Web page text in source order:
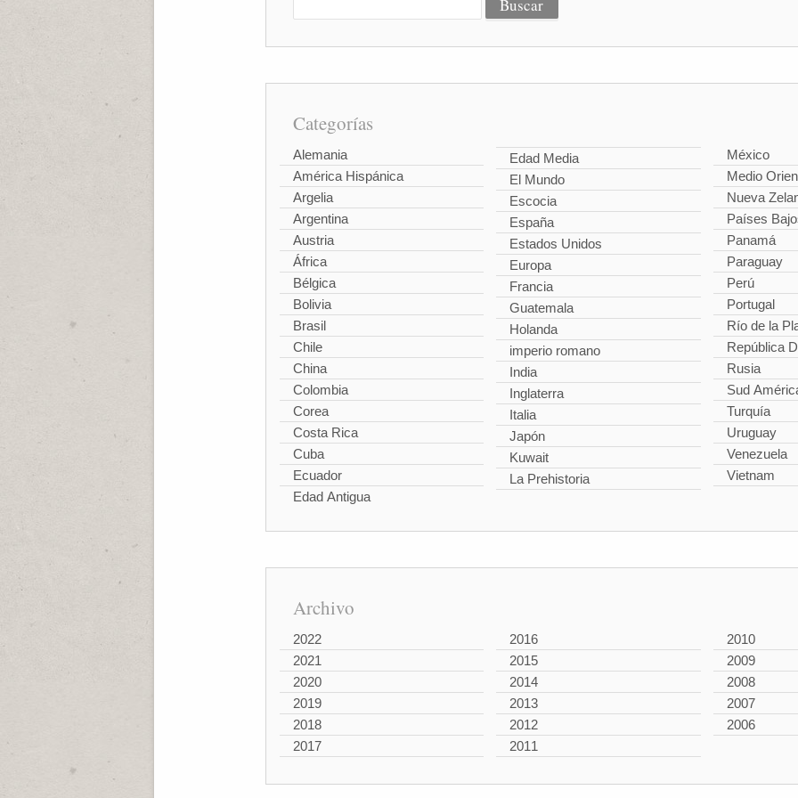
Categorías
Alemania
América Hispánica
Argelia
Argentina
Austria
África
Bélgica
Bolivia
Brasil
Chile
China
Colombia
Corea
Costa Rica
Cuba
Ecuador
Edad Antigua
Edad Media
El Mundo
Escocia
España
Estados Unidos
Europa
Francia
Guatemala
Holanda
imperio romano
India
Inglaterra
Italia
Japón
Kuwait
La Prehistoria
México
Medio
Nueva
Países
Panamá
Paraguay
Perú
Portugal
Río de la
República
Rusia
Sud
Turquía
Uruguay
Venezuela
Vietnam
Archivo
2022
2021
2020
2019
2018
2017
2016
2015
2014
2013
2012
2011
2010
2009
2008
2007
2006